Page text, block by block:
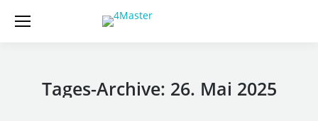
Tages-Archive: 26. Mai 2025